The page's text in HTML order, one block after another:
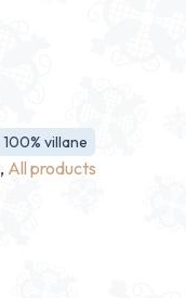
100% villane
, All products